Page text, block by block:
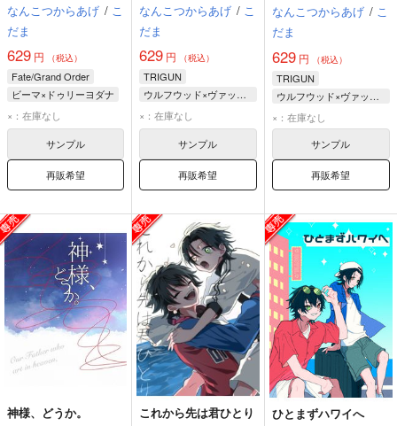
なんこつからあげ / こ
だま
629 円 （税込）
Fate/Grand Order
ビーマ×ドゥリーヨダナ
アシュヴァッターマン
ビーマ
ドゥリーヨダナ
×：在庫なし
サンプル
再販希望
なんこつからあげ / こ
だま
629 円 （税込）
TRIGUN
ウルフウッド×ヴァッシュ
ニコラス・D・ウルフウッド
×：在庫なし
サンプル
再販希望
なんこつからあげ / こ
だま
629円 （税込）
TRIGUN
ウルフウッド×ヴァッシュ
ニコラス・D・ウルフウッド
×：在庫なし
サンプル
再販希望
神様、どうか。
これから先は君ひとり
ひとまずハワイへ